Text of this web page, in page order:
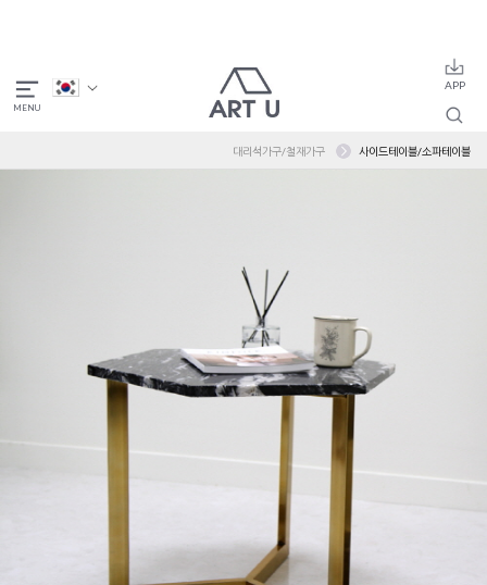
대리석가구/철재가구 사이드테이블/소파테이블